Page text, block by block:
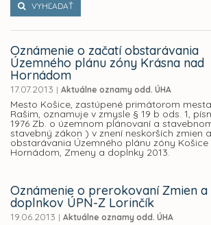
VYHĽADAŤ
Oznámenie o začatí obstarávania
Územného plánu zóny Krásna nad
Hornádom
17.07.2013 | Aktuálne oznamy odd. ÚHA
Mesto Košice, zastúpené primátorom
Rašim, oznamuje v zmysle § 19 b ods. 1,
1976 Zb. o územnom plánovaní a
stavebný zákon ) v znení neskorších zmien
obstarávania Územného plánu zóny
Hornádom, Zmeny a doplnky 2013.
Oznámenie o prerokovaní Zmien a
doplnkov ÚPN-Z Lorinčík
19.06.2013 | Aktuálne oznamy odd. ÚHA